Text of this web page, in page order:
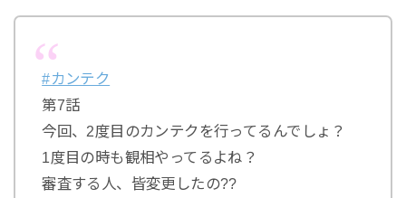
#カンテク
第7話
今回、2度目のカンテクを行ってるんでしょ？
1度目の時も観相やってるよね？
審査する人、皆変更したの??